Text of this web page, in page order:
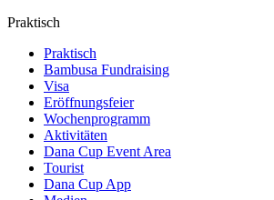
Praktisch
Praktisch
Bambusa Fundraising
Visa
Eröffnungsfeier
Wochenprogramm
Aktivitäten
Dana Cup Event Area
Tourist
Dana Cup App